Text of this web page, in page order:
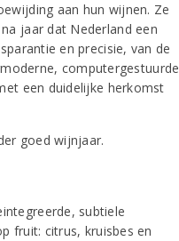
aan hun wijnen. Ze
jaar dat Nederland een
en precisie, van de
computergestuurde
een duidelijke herkomst
goed wijnjaar.
subtiele
fruit: citrus, kruisbes en